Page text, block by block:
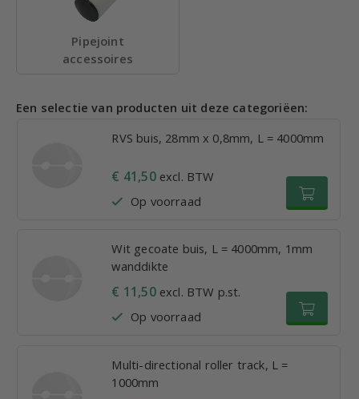
Pipejoint
accessoires
Een selectie van producten uit deze categoriëen:
RVS buis, 28mm x 0,8mm, L = 4000mm
€ 41,50excl. BTW
Op voorraad
Wit gecoate buis, L = 4000mm, 1mm
wanddikte
€ 11,50excl. BTW p.st.
Op voorraad
Multi-directional roller track, L =
1000mm